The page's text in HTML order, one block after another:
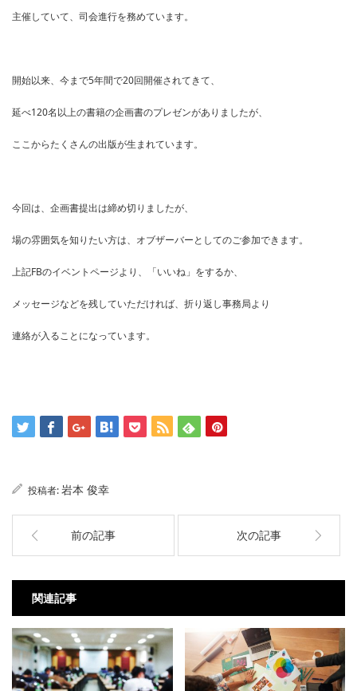
主催していて、司会進行を務めています。
開始以来、今まで5年間で20回開催されてきて、
延べ120名以上の書籍の企画書のプレゼンがありましたが、
ここからたくさんの出版が生まれています。
今回は、企画書提出は締め切りましたが、
場の雰囲気を知りたい方は、オブザーバーとしてのご参加できます。
上記FBのイベントページより、「いいね」をするか、
メッセージなどを残していただければ、折り返し事務局より
連絡が入ることになっています。
投稿者:岩本 俊幸
前の記事 次の記事
関連記事